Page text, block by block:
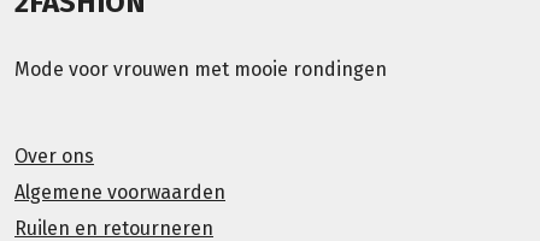
Mode voor vrouwen met mooie rondingen
Over ons
Algemene voorwaarden
Ruilen en retourneren